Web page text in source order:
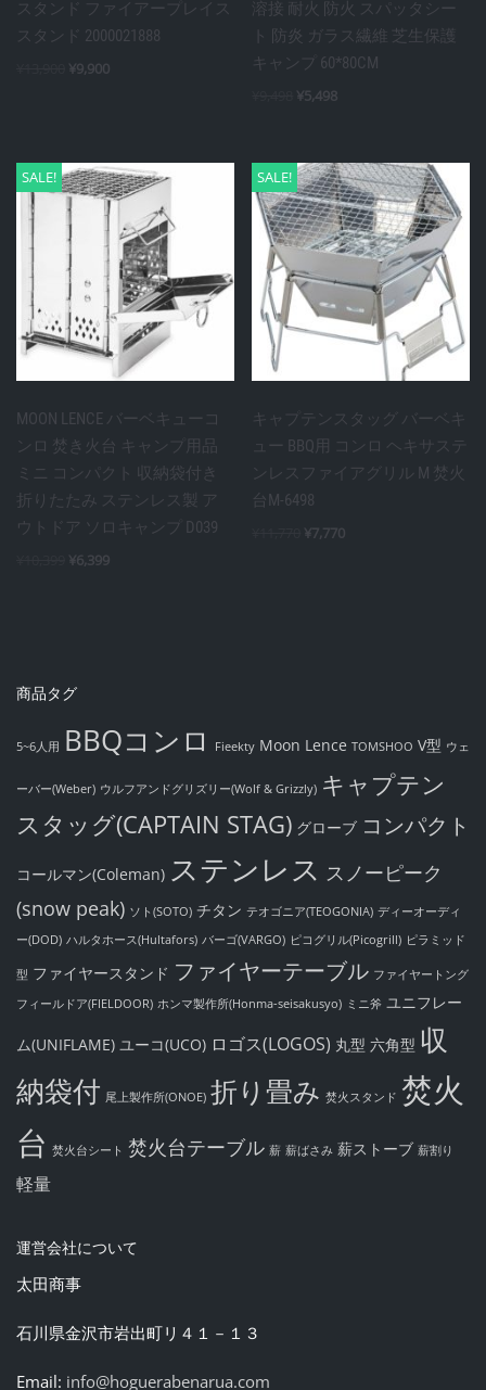
スタンド ファイアープレイス
スタンド 2000021888
¥9,900
溶接 耐火 防火 スパッタシー
ト 防炎 ガラス繊維 芝生保護
キャンプ 60*80CM
¥5,498
SALE!
MOON LENCE バーベキューコ
ンロ 焚き火台 キャンプ用品
ミニ コンパクト 収納袋付き
折りたたみ ステンレス製 ア
ウトドア ソロキャンプ D039
¥6,399
SALE!
キャプテンスタッグ バーベキ
ュー BBQ用 コンロ ヘキサステ
ンレスファイアグリル M 焚火
台M-6498
¥7,770
商品タグ
5~6人用 BBQコンロ Fieekty Moon Lence TOMSHOO V型 ウェ
ーバー(Weber) ウルフアンドグリズリー(Wolf & Grizzly) キャプテン
スタッグ(CAPTAIN STAG) グローブ コンパクト
コールマン(Coleman) ステンレス スノーピーク
(snow peak) ソト(SOTO) チタン テオゴニア(TEOGONIA) ディーオーディ
ー(DOD) ハルタホース(Hultafors) バーゴ(VARGO) ピコグリル(Picogrill) ピラミッド
型 ファイヤースタンド ファイヤーテーブル ファイヤートング
フィールドア(FIELDOOR) ホンマ製作所(Honma-seisakusyo) ミニ斧 ユニフレー
ム(UNIFLAME) ユーコ(UCO) ロゴス(LOGOS) 丸型 六角型 収
納袋付 尾上製作所(ONOE) 折り畳み 焚火スタンド 焚火
台 焚火台シート 焚火台テーブル 薪 薪ばさみ 薪ストーブ 薪割り
軽量
運営会社について
太田商事
石川県金沢市岩出町リ４１－１３
Email: info@hoguerabenarua.com